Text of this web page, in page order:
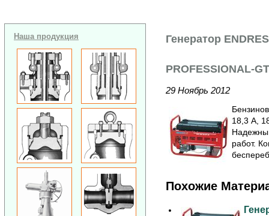
Наша продукция Генератор
PROFESSIONAL-
29 Ноябрь 2012
18,3 А,
работ.
Похожие